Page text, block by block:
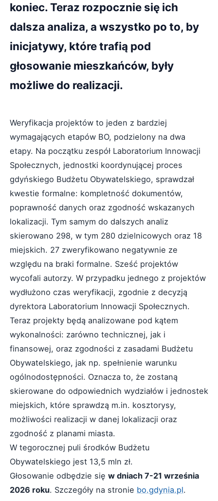
koniec. Teraz rozpocznie się ich
dalsza analiza, a wszystko po to, by
inicjatywy, które trafią pod
głosowanie mieszkańców, były
możliwe do realizacji.
Weryfikacja projektów to jeden z bardziej
wymagających etapów BO, podzielony na dwa
etapy. Na początku zespół Laboratorium Innowacji
Społecznych, jednostki koordynującej proces
gdyńskiego Budżetu Obywatelskiego, sprawdzał
kwestie formalne: kompletność dokumentów,
poprawność danych oraz zgodność wskazanych
lokalizacji. Tym samym do dalszych analiz
skierowano 298, w tym 280 dzielnicowych oraz 18
miejskich. 27 zweryfikowano negatywnie ze
względu na braki formalne. Sześć projektów
wycofali autorzy. W przypadku jednego z projektów
wydłużono czas weryfikacji, zgodnie z decyzją
dyrektora Laboratorium Innowacji Społecznych.
Teraz projekty będą analizowane pod kątem
wykonalności: zarówno technicznej, jak i
finansowej, oraz zgodności z zasadami Budżetu
Obywatelskiego, jak np. spełnienie warunku
ogólnodostępności. Oznacza to, że zostaną
skierowane do odpowiednich wydziałów i jednostek
miejskich, które sprawdzą m.in. kosztorysy,
możliwości realizacji w danej lokalizacji oraz
zgodność z planami miasta.
W tegorocznej puli środków Budżetu
Obywatelskiego jest 13,5 mln zł.
Głosowanie odbędzie się w dniach 7-21 września
2026 roku. Szczegóły na stronie bo.gdynia.pl.